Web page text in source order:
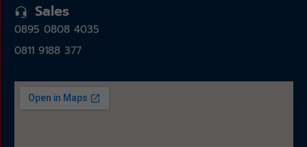
Sales
0895 0808 4035
0811 9188 377